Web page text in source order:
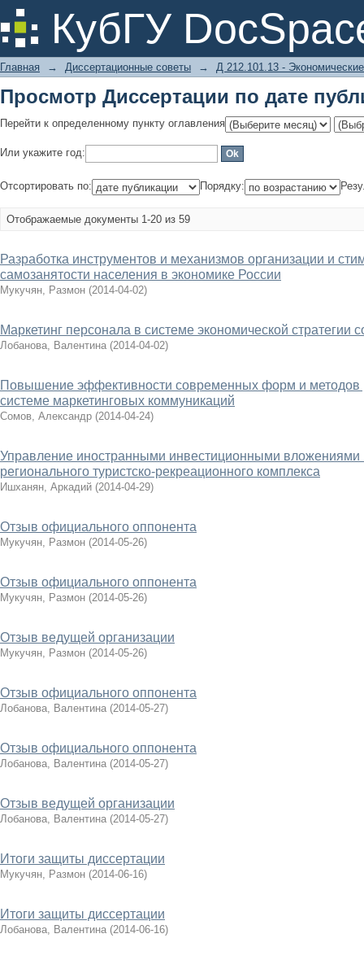
КубГУ
Просмотр Диссертации по дате
Главная → Диссертационные советы → Д 212.101.13 -
Просмотр Диссертации по дате
Перейти к определенному пункту оглавления
Или укажите год:
Отсортировать по: Порядку:
Отображаемые документы 1-20 из 59
Разработка инструментов и механизмов организации и
самозанятости населения в экономике России
Мукучян, Размон (2014-04-02)
Маркетинг персонала в системе экономической стратегии
Лобанова, Валентина (2014-04-02)
Повышение эффективности современных форм и методов
системе маркетинговых коммуникаций
Сомов, Александр (2014-04-24)
Управление иностранными инвестиционными вложениями
регионального туристско-рекреационного комплекса
Ишханян, Аркадий (2014-04-29)
Отзыв официального оппонента
Мукучян, Размон (2014-05-26)
Отзыв официального оппонента
Мукучян, Размон (2014-05-26)
Отзыв ведущей организации
Мукучян, Размон (2014-05-26)
Отзыв официального оппонента
Лобанова, Валентина (2014-05-27)
Отзыв официального оппонента
Лобанова, Валентина (2014-05-27)
Отзыв ведущей организации
Лобанова, Валентина (2014-05-27)
Итоги защиты диссертации
Мукучян, Размон (2014-06-16)
Итоги защиты диссертации
Лобанова, Валентина (2014-06-16)